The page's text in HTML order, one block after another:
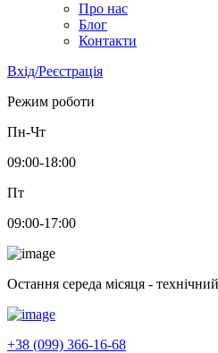
Про нас
Блог
Контакти
Вхід/Реєстрація
Режим роботи
Пн-Чт
09:00-18:00
Пт
09:00-17:00
Остання середа місяця -
+38 (099) 366-16-68